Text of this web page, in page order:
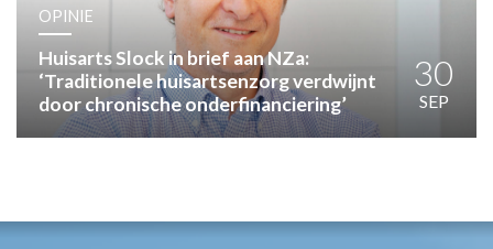
PRAKTIJKZAKEN
TARIEVEN
VPHUISARTSEN
MEDISCHE VAKHANDEL
OPINIE
Huisarts Slock in brief aan NZa:
‘Traditionele huisartsenzorg verdwijnt
door chronische onderfinanciering’
30
SEP